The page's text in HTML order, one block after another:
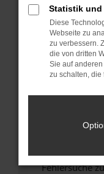
sind.
Veraltete
führen, dass
unterstützt
Wende dich
Wenn du alle
hast,
versuchen,
uns diesen
Fehlersuche
Statistik und
Diese
Webseite zu
zu verbessern.
die von dritten
Sie auf
zu schalten, die